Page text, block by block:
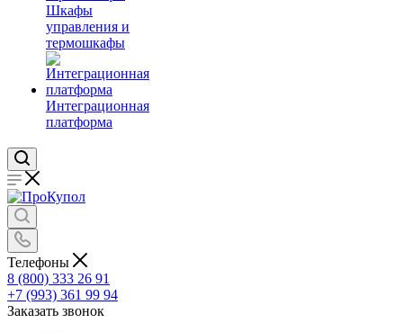
Шкафы
управления и
термошкафы
Интеграционная
платформа
Телефоны
8 (800) 333 26 91
+7 (993) 361 99 94
Заказать звонок